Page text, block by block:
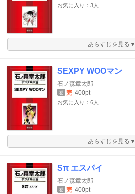
お気に入り：3人
あらすじを見る▼
SEXPY WOOマン
石ノ森章太郎
巻 完 400pt
お気に入り：6人
あらすじを見る▼
Sπ エスパイ
石ノ森章太郎
巻 完 400pt